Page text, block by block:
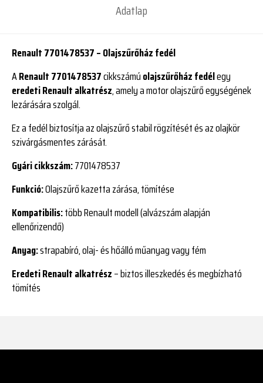
Adatlap
Renault 7701478537 – Olajszűrőház fedél
ARenault 7701478537cikkszámúolajszűrőház fedélegy
eredeti Renault alkatrész, amely a motor olajszűrő egységének
lezárására szolgál.
Ez a fedél biztosítja az olajszűrő stabil rögzítését és az olajkör
szivárgásmentes zárását.
Gyári cikkszám:7701478537
Funkció:Olajszűrő kazetta zárása, tömítése
Kompatibilis:több Renault modell (alvázszám alapján
ellenőrizendő)
Anyag:strapabíró, olaj- és hőálló műanyag vagy fém
Eredeti Renault alkatrész– biztos illeszkedés és megbízható
tömítés